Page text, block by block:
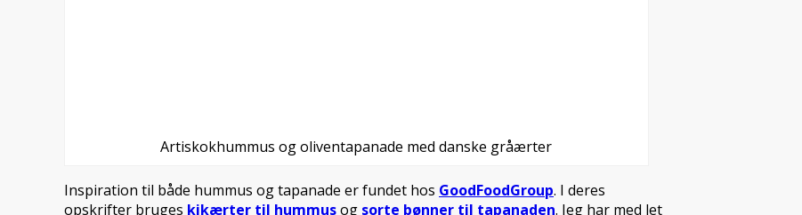
Artiskokhummus og oliventapanade med danske gråærter
Inspiration til både hummus og tapanade er fundet hos GoodFoodGroup. I deres
opskrifter bruges kikærter til hummusog sorte bønner til tapanaden. Jeg har med let